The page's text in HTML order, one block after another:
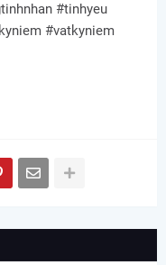
#tinhyeu
#vatkyniem